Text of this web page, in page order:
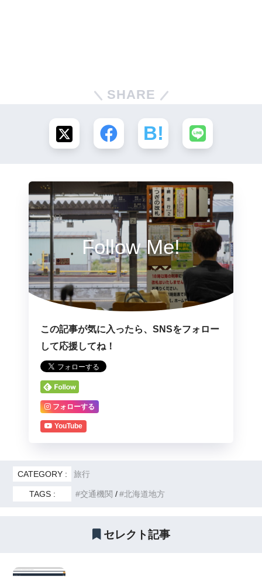
SHARE
Follow Me!
この記事が気に入ったら、SNSをフォロー
して応援してね！
フォローする
YouTube
CATEGORY : 旅行
TAGS : 交通機関 北海道地方
セレクト記事